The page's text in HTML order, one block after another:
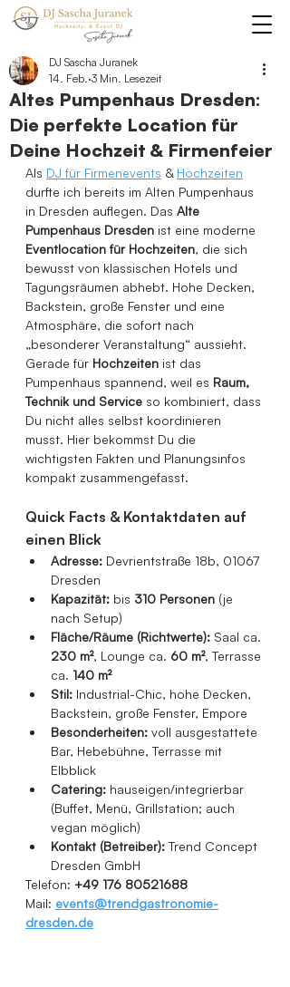
Altes Pumpenhaus Dresden:
Die perfekte Location für
Deine Hochzeit & Firmenfeier
DJ Sascha Juranek
14. Feb. 3 Min. Lesezeit
Als DJ für Firmenevents & Hochzeiten
durfte ich bereits im Alten Pumpenhaus
in Dresden auflegen. Das Alte
Pumpenhaus Dresden ist eine moderne
Eventlocation für Hochzeiten, die sich
bewusst von klassischen Hotels und
Tagungsräumen abhebt. Hohe Decken,
Backstein, große Fenster und eine
Atmosphäre, die sofort nach
„besonderer Veranstaltung“ aussieht.
Gerade für Hochzeiten ist das
Pumpenhaus spannend, weil es Raum,
Technik und Service so kombiniert, dass
Du nicht alles selbst koordinieren
musst. Hier bekommst Du die
wichtigsten Fakten und Planungsinfos
kompakt zusammengefasst.
Quick Facts & Kontaktdaten auf
einen Blick
Adresse: Devrientstraße 18b, 01067
Dresden
Kapazität: bis 310 Personen (je
nach Setup)
Fläche/Räume (Richtwerte): Saal ca.
230 m², Lounge ca. 60 m², Terrasse
ca. 140 m²
Stil: Industrial-Chic, hohe Decken,
Backstein, große Fenster, Empore
Besonderheiten: voll ausgestattete
Bar, Hebebühne, Terrasse mit
Elbblick
Catering: hauseigen/integrierbar
(Buffet, Menü, Grillstation; auch
vegan möglich)
Kontakt (Betreiber): Trend Concept
Dresden GmbH
Telefon: +49 176 80521688
Mail: events@trendgastronomie-
dresden.de